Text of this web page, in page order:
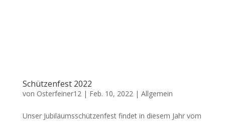
Schützenfest 2022
von Osterfeiner12| Feb. 10, 2022| Allgemein
Unser Jubiläumsschützenfest findet in diesem Jahr vom